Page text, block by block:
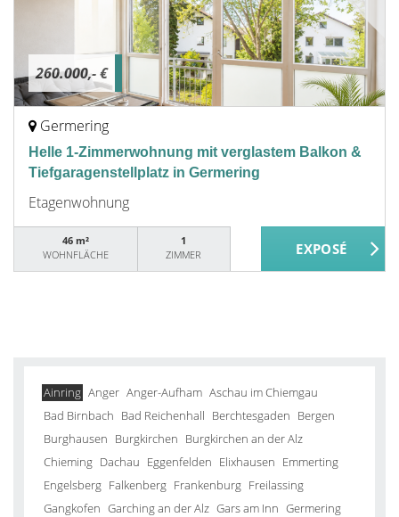
260.000,- €
Germering
Helle 1-Zimmerwohnung mit verglastem Balkon &
Tiefgaragenstellplatz in Germering
Etagenwohnung
46 m²
WOHNFLÄCHE
1
ZIMMER
Ainring Anger Anger-Aufham Aschau im Chiemgau
Bad Birnbach Bad Reichenhall Berchtesgaden Bergen
Burghausen Burgkirchen Burgkirchen an der Alz
Chieming Dachau Eggenfelden Elixhausen Emmerting
Engelsberg Falkenberg Frankenburg Freilassing
Gangkofen Garching an der Alz Gars am Inn Germering